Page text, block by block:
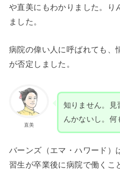
や直美にもわかりました。り
ました。
病院の偉い人に呼ばれても、
が否定しました。
直美
知りません。見
んかないし。何
バーンズ（エマ・ハワード）
習生が卒業後に病院で働くこ